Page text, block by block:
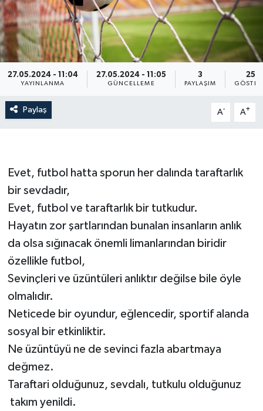
27.05.2024 - 11:04
YAYINLANMA
27.05.2024 - 11:05
GÜNCELLEME
3
PAYLAŞIM
251
Paylaş A- A+
Evet, futbol hatta sporun her dalında taraftarlık
bir sevdadır,
Evet, futbol ve taraftarlık bir tutkudur.
Hayatın zor şartlarından bunalan insanların anlık
da olsa sığınacak önemli limanlarından biridir
özellikle futbol,
Sevinçleri ve üzüntüleri anlıktır değilse bile öyle
olmalıdır.
Neticede bir oyundur, eğlencedir, sportif alanda
sosyal bir etkinliktir.
Ne üzüntüyü ne de sevinci fazla abartmaya
değmez.
Taraftari olduğunuz, sevdalı, tutkulu olduğunuz
takım yenildi.
RESMİ İLAN